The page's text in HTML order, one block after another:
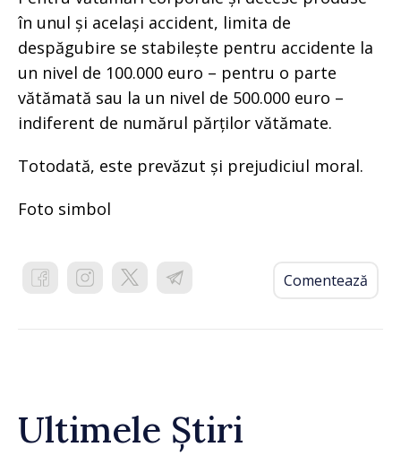
în unul și același accident, limita de
despăgubire se stabilește pentru accidente la
un nivel de 100.000 euro – pentru o parte
vătămată sau la un nivel de 500.000 euro –
indiferent de numărul părților vătămate.
Totodată, este prevăzut și prejudiciul moral.
Foto simbol
Comentează
Ultimele Știri